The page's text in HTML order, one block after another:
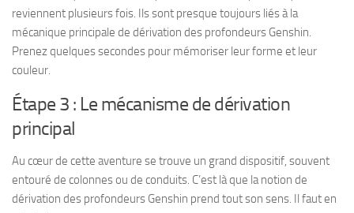
reviennent plusieurs fois. Ils sont presque toujours liés à la
mécanique principale de dérivation des profondeurs Genshin.
Prenez quelques secondes pour mémoriser leur forme et leur
couleur.
Étape 3 : Le mécanisme de dérivation
principal
Au cœur de cette aventure se trouve un grand dispositif, souvent
entouré de colonnes ou de conduits. C’est là que la notion de
dérivation des profondeurs Genshin prend tout son sens. Il faut en